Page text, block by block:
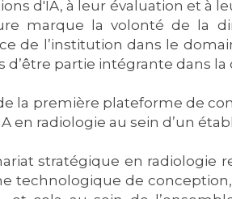
d'IA, à leur évaluation et à
marque la volonté de la
de l’institution dans le
d’être partie intégrante dans
la première plateforme de
en radiologie au sein d’un
stratégique en radiologie
technologique de